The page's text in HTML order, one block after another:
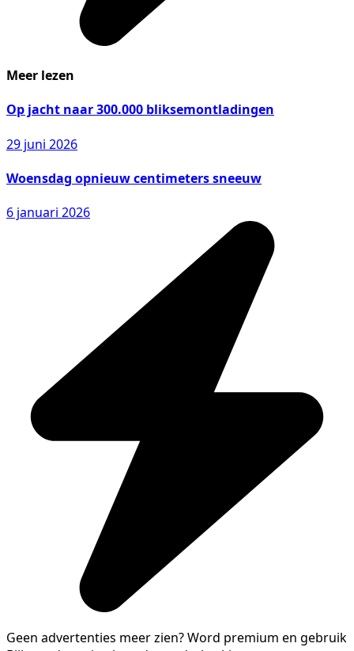
Meer lezen
Op jacht naar 300.000 bliksemontladingen
29 juni 2026
Woensdag opnieuw centimeters sneeuw
6 januari 2026
Geen advertenties meer zien?Word premium en gebruik